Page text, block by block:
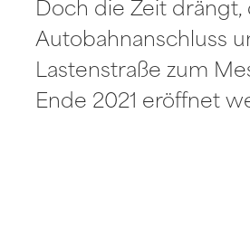
Doch die Zeit drängt,
Autobahnanschluss
Lastenstraße zum
Ende 2021 eröffnet